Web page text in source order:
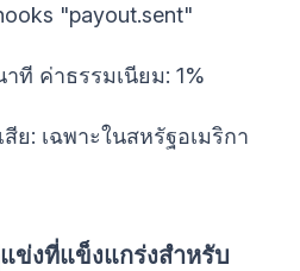
"payout.sent"
ที ค่าธรรมเนียม: 1%
ย: เฉพาะในสหรัฐอเมริกา
ข่งที่แข็งแกร่งสำหรับ